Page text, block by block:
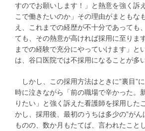
すのでお願いします！」と熱意を強く訴
こで働きたいのか」その理由がまともな
え、これまでの経歴が不十分であっても
ても、その熱意が高ければ採用に至りま
までの経験で充分にやっていけます」と
は、谷口医院では不採用になることが多
しかし、この採用方法はときに”裏目”
時に泣きながら「前の職場で辛かった。
りたい」と強く訴えた看護師を採用した
かし、採用後、最初のうちは多少の”がん
ものの、数か月もたてば、言われたこと